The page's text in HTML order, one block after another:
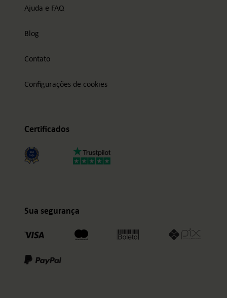
Ajuda e FAQ
Blog
Contato
Configurações de cookies
Certificados
Sua segurança